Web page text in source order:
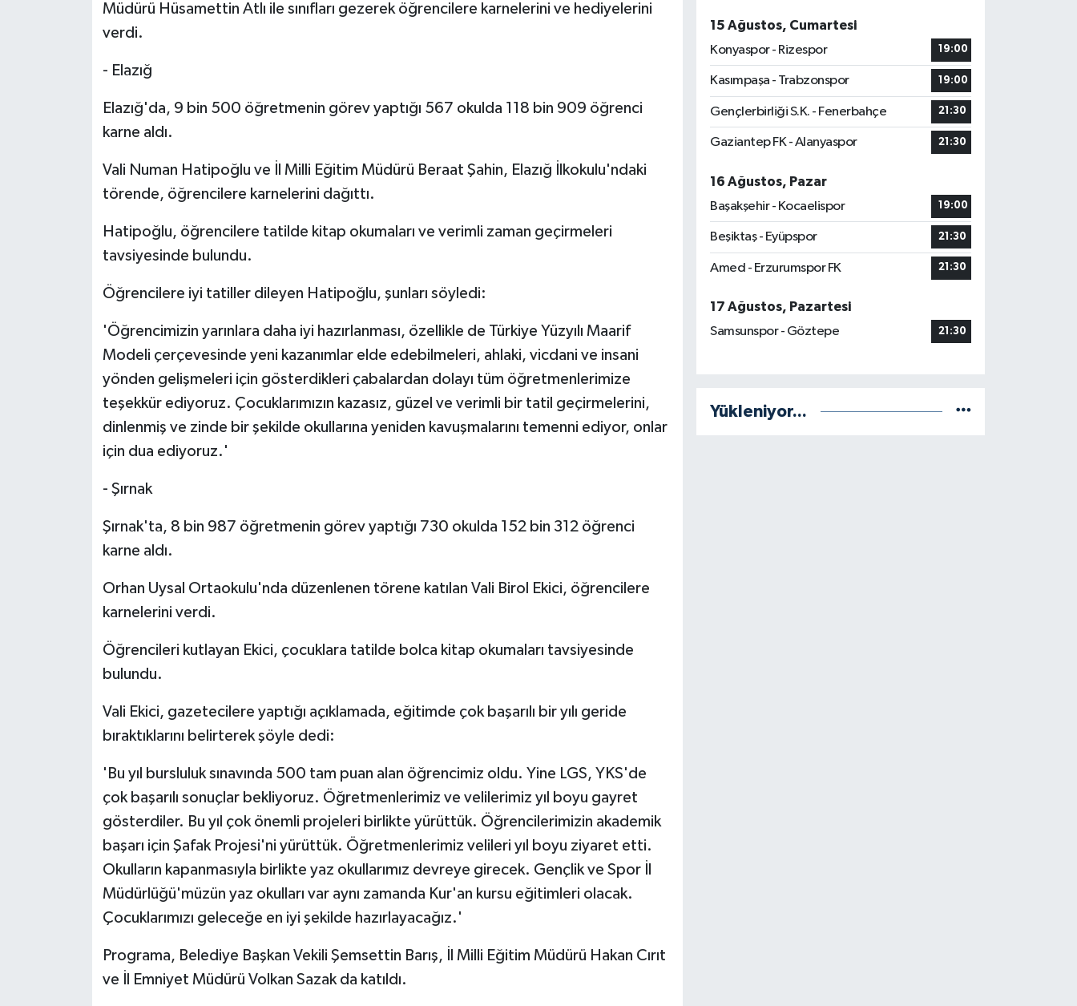
Müdürü Hüsamettin Atlı ile sınıfları gezerek öğrencilere karnelerini ve hediyelerini
verdi.
- Elazığ
Elazığ'da, 9 bin 500 öğretmenin görev yaptığı 567 okulda 118 bin 909 öğrenci
karne aldı.
Vali Numan Hatipoğlu ve İl Milli Eğitim Müdürü Beraat Şahin, Elazığ İlkokulu'ndaki
törende, öğrencilere karnelerini dağıttı.
Hatipoğlu, öğrencilere tatilde kitap okumaları ve verimli zaman geçirmeleri
tavsiyesinde bulundu.
Öğrencilere iyi tatiller dileyen Hatipoğlu, şunları söyledi:
'Öğrencimizin yarınlara daha iyi hazırlanması, özellikle de Türkiye Yüzyılı Maarif
Modeli çerçevesinde yeni kazanımlar elde edebilmeleri, ahlaki, vicdani ve insani
yönden gelişmeleri için gösterdikleri çabalardan dolayı tüm öğretmenlerimize
teşekkür ediyoruz. Çocuklarımızın kazasız, güzel ve verimli bir tatil geçirmelerini,
dinlenmiş ve zinde bir şekilde okullarına yeniden kavuşmalarını temenni ediyor, onlar
için dua ediyoruz.'
- Şırnak
Şırnak'ta, 8 bin 987 öğretmenin görev yaptığı 730 okulda 152 bin 312 öğrenci
karne aldı.
Orhan Uysal Ortaokulu'nda düzenlenen törene katılan Vali Birol Ekici, öğrencilere
karnelerini verdi.
Öğrencileri kutlayan Ekici, çocuklara tatilde bolca kitap okumaları tavsiyesinde
bulundu.
Vali Ekici, gazetecilere yaptığı açıklamada, eğitimde çok başarılı bir yılı geride
bıraktıklarını belirterek şöyle dedi:
'Bu yıl bursluluk sınavında 500 tam puan alan öğrencimiz oldu. Yine LGS, YKS'de
çok başarılı sonuçlar bekliyoruz. Öğretmenlerimiz ve velilerimiz yıl boyu gayret
gösterdiler. Bu yıl çok önemli projeleri birlikte yürüttük. Öğrencilerimizin akademik
başarı için Şafak Projesi'ni yürüttük. Öğretmenlerimiz velileri yıl boyu ziyaret etti.
Okulların kapanmasıyla birlikte yaz okullarımız devreye girecek. Gençlik ve Spor İl
Müdürlüğü'müzün yaz okulları var aynı zamanda Kur'an kursu eğitimleri olacak.
Çocuklarımızı geleceğe en iyi şekilde hazırlayacağız.'
Programa, Belediye Başkan Vekili Şemsettin Barış, İl Milli Eğitim Müdürü Hakan Cırıt
ve İl Emniyet Müdürü Volkan Sazak da katıldı.
15 Ağustos, Cumartesi
Konyaspor - Rizespor
19:00
Kasımpaşa - Trabzonspor 19:00
Gençlerbirliği S.K. - Fenerbahçe 21:30
Gaziantep FK - Alanyaspor 21:30
16 Ağustos, Pazar
Başakşehir - Kocaelispor
19:00
Beşiktaş - Eyüpspor 21:30
Amed - Erzurumspor FK 21:30
17 Ağustos, Pazartesi
Samsunspor - Göztepe
21:30
Yükleniyor...